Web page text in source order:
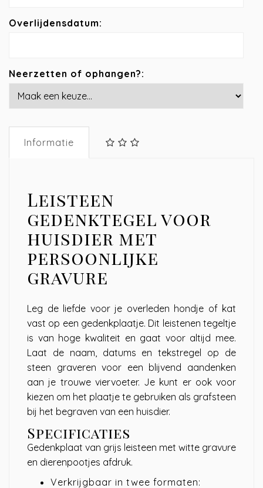
Overlijdensdatum:
Neerzetten of ophangen?:
Informatie
Leisteen
gedenktegel voor
huisdier met
persoonlijke
gravure
Leg de liefde voor je overleden hondje of kat
vast op een gedenkplaatje. Dit leistenen tegeltje
is van hoge kwaliteit en gaat voor altijd mee.
Laat de naam, datums en tekstregel op de
steen graveren voor een blijvend aandenken
aan je trouwe viervoeter. Je kunt er ook voor
kiezen om het plaatje te gebruiken als grafsteen
bij het begraven van een huisdier.
Specificaties
Gedenkplaat van grijs leisteen met witte gravure
en dierenpootjes afdruk.
Verkrijgbaar in twee formaten: